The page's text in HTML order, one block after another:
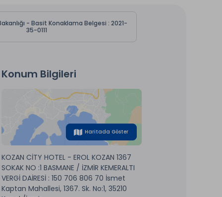
- Basit Konaklama Belgesi : 2021-
35-0111
Konum Bilgileri
Haritada Göster
KOZAN CİTY HOTEL - EROL KOZAN 1367
SOKAK NO :1 BASMANE / İZMİR KEMERALTI
VERGİ DAİRESİ : 150 706 806 70 İsmet
Kaptan Mahallesi, 1367. Sk. No:1, 35210